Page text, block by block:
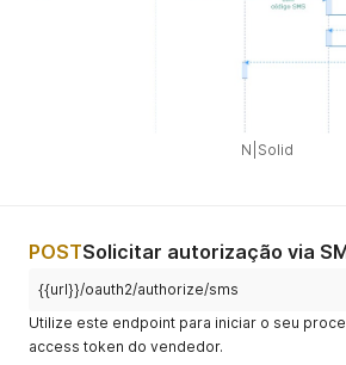
N|Solid
POSTSolicitar autorização via
{{url}}/oauth2/authorize/sms
Utilize este endpoint para iniciar o seu
access token do vendedor.